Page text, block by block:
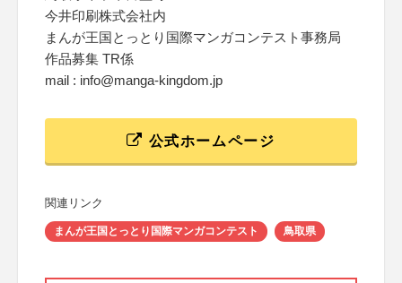
今井印刷株式会社内
まんが王国とっとり国際マンガコンテスト事務局
作品募集 TR係
mail : info@manga-kingdom.jp
公式ホームページ
関連リンク
まんが王国とっとり国際マンガコンテスト 鳥取県